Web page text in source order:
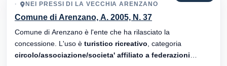
NEI PRESSI DI LA VECCHIA ARENZANO
Comune di Arenzano, A. 2005, N. 37
Comune di Arenzano è l'ente che ha rilasciato la
concessione. L'uso è turistico ricreativo , categoria
circolo/associazione/societa' affiliato a federazioni